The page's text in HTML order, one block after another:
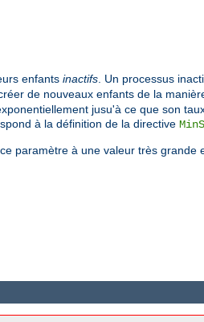
enfants inactifs . Un processus
de nouveaux enfants de la
jusu'à ce que son
à la définition de la directive
paramètre à une valeur très grande